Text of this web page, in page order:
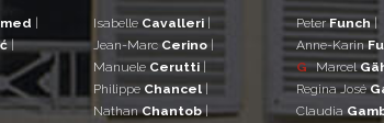
|
|
Isabelle Cavalleri |
Jean-Marc Cerino |
Manuele Cerutti |
Philippe Chancel |
NathanChantob|
PeterFunch|
Anne-Karin
G Marcel
Regina José
Claudia